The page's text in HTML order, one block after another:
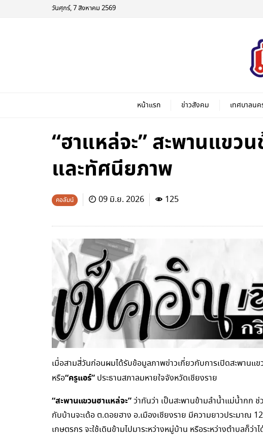
วันศุกร์, 7 สิงหาคม 2569
หน้าแรก ข่าวสังคม เทศบาลนค
“ฮาแหล่จะ” สะพานแข
และทัศนียภาพ
คอลัมน์ 09 มิ.ย. 2026 125
เมื่อสามสี่วันก่อนผมได้รับข้อมูลภาพข่าวเกี่ยวกับการเปิดสะพานแข
หรือ“ครูแอร์” ประธานสภาลมหายใจจังหวัดเชียงราย
“สะพานแขวนฮาแหล่จะ”ว่ากันว่า เป็นสะพานข้ามลำน้ำแม่น้ำกก
กับบ้านจะเด้อ ต.ดอยฮาง อ.เมืองเชียงราย มีความยาวประมาณ
เกษตรกร จะใช้เดินข้ามไปมาระหว่างหมู่บ้าน หรือระหว่างตำบลก็ว่าไ